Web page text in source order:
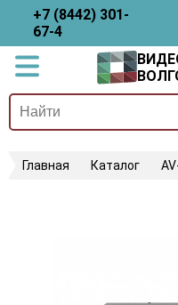
+7 (8442) 301-
67-4
Главная Каталог